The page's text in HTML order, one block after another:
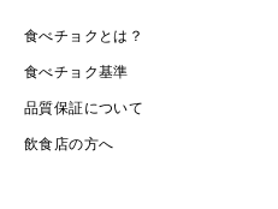
食べチョクとは？
食べチョク基準
品質保証について
飲食店の方へ